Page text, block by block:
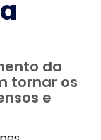
da
tornar os
e